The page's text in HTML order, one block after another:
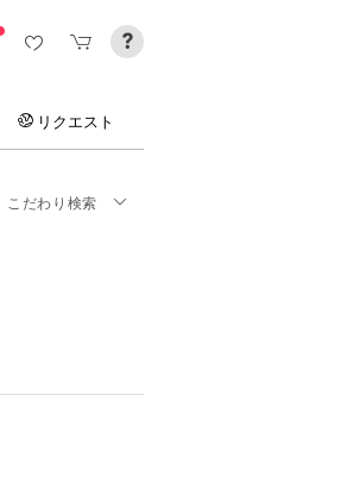
リクエスト
こだわり検索